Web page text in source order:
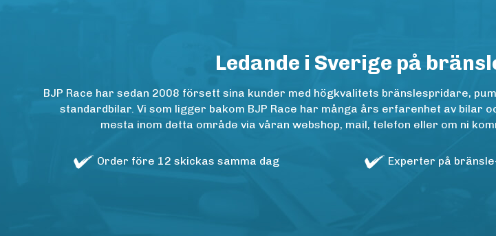
Ledande i Sverige på
BJP Race har sedan 2008 försett sina kunder med högkvalitets bränslespridare,
standardbilar. Vi som ligger bakom BJP Race har många års erfarenhet av bilar
mesta inom detta område via våran webshop, mail, telefon eller om ni
Order före 12 skickas samma dag Experter på